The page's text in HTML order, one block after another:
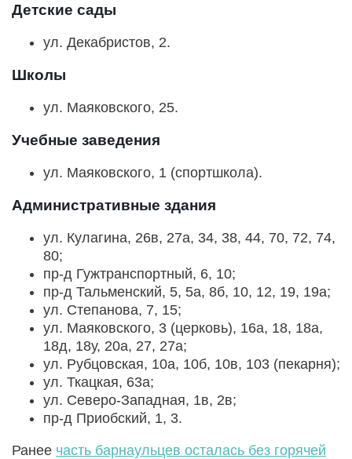
Детские сады
ул. Декабристов, 2.
Школы
ул. Маяковского, 25.
Учебные заведения
ул. Маяковского, 1 (спортшкола).
Административные здания
ул. Кулагина, 26в, 27а, 34, 38, 44, 70, 72, 74,
80;
пр-д Гужтранспортный, 6, 10;
пр-д Тальменский, 5, 5а, 8б, 10, 12, 19, 19а;
ул. Степанова, 7, 15;
ул. Маяковского, 3 (церковь), 16а, 18, 18а,
18д, 18у, 20а, 27, 27а;
ул. Рубцовская, 10а, 10б, 10в, 103 (пекарня);
ул. Ткацкая, 63а;
ул. Северо-Западная, 1в, 2в;
пр-д Приобский, 1, 3.
Ранее часть барнаульцев осталась без горячей